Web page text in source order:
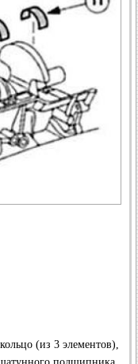
(из 3 элементов),